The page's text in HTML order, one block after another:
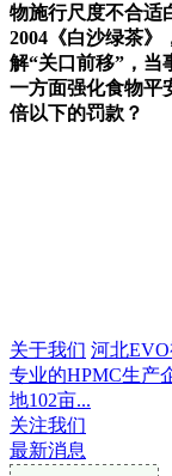
物施行尺度不合适
2004《白沙绿茶
解“关口前移”，当
一方面强化食物平
倍以下的罚款？
关于我们 河北
专业的HPMC生产
地102亩...
关注我们
最新消息